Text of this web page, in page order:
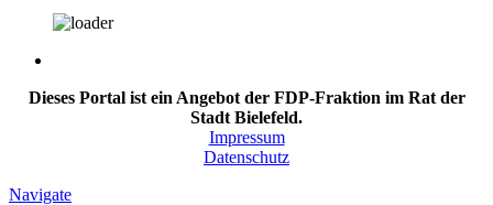
Dieses Portal ist ein Angebot der FDP-Fraktion im Rat der
Stadt Bielefeld.
Impressum
Datenschutz
Navigate